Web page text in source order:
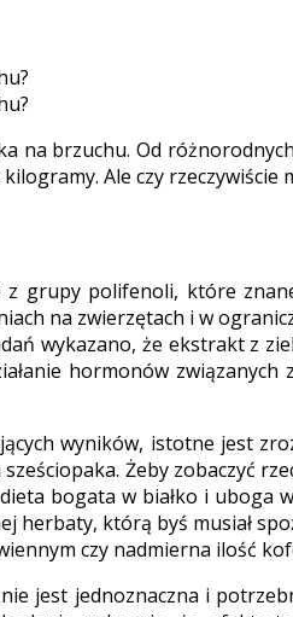
na brzuchu. Od
Ale czy
polifenoli, które
na zwierzętach i w
wykazano, że ekstrakt z
hormonów
wyników, istotne jest
Żeby zobaczyć
bogata w białko i uboga
herbaty, którą byś musiał
czy nadmierna ilość
jest jednoznaczna i